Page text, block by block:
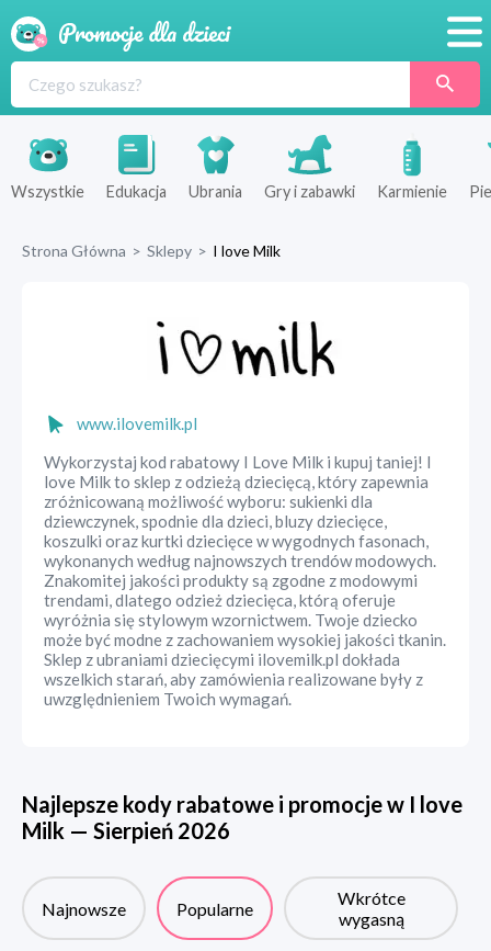
Produkty
Sklepy
Wszystkie Edukacja Ubrania Gry i zabawki Karmienie
Strona Główna > Sklepy > I love Milk
www.ilovemilk.pl
Wykorzystaj kod rabatowy I Love Milk i kupuj taniej! I
love Milk to sklep z odzieżą dziecięcą, który zapewnia
zróżnicowaną możliwość wyboru: sukienki dla
dziewczynek, spodnie dla dzieci, bluzy dziecięce,
koszulki oraz kurtki dziecięce w wygodnych fasonach,
wykonanych według najnowszych trendów modowych.
Znakomitej jakości produkty są zgodne z modowymi
trendami, dlatego odzież dziecięca, którą oferuje
wyróżnia się stylowym wzornictwem. Twoje dziecko
może być modne z zachowaniem wysokiej jakości tkanin.
Sklep z ubraniami dziecięcymi ilovemilk.pl dokłada
wszelkich starań, aby zamówienia realizowane były z
uwzględnieniem Twoich wymagań.
Najlepsze kody rabatowe i promocje w I love
Milk — Sierpień 2026
Najnowsze Popularne
Wkrótce
wygasną